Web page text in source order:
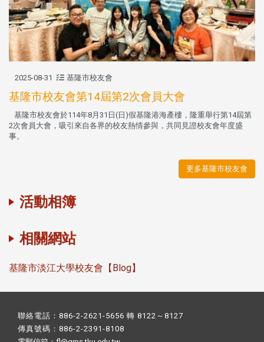
2025-08-31 基隆市校友會
基隆市校友會第14屆第2次會員大會
基隆市校友會於114年8月31日(日)假基隆港海產樓，隆重舉行第14屆第
2次會員大會，吸引來自各界的校友熱情參與，共同見證校友會年度盛
事。
更多基隆市校友會
活動相簿
相關網站
基隆市淡江大學校友會【Blog】
聯絡電話：886-2-2621-5656 轉 8122～8127
傳真號碼：886-2-2391-8108